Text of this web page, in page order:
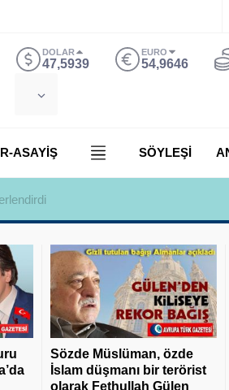
DOLAR
47,5939
EURO
54,9646
ASAYİŞ SÖYLEŞİ
Sözde Müslüman, özde
İslam düşmanı bir terörist
olarak Fethullah Gülen